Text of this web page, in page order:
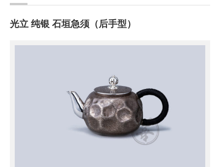
光立 纯银 石垣急须（后手型）